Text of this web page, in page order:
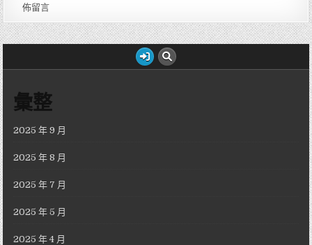
佈留言
彙整
2025 年 9 月
2025 年 8 月
2025 年 7 月
2025 年 5 月
2025 年 4 月